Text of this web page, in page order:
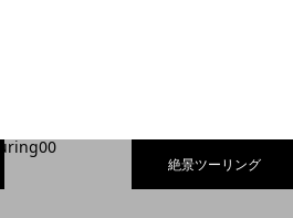
絶景ツーリング